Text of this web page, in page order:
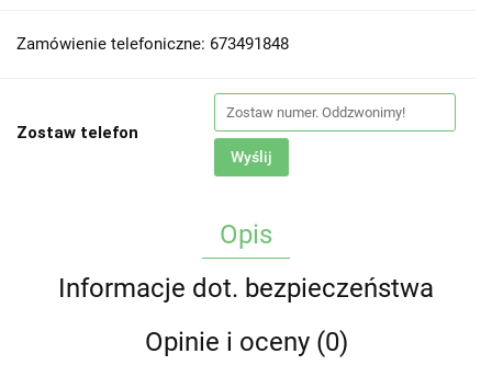
Zamówienie telefoniczne: 673491848
Zostaw telefon
Wyślij
Opis
Informacje dot. bezpieczeństwa
Opinie i oceny (0)